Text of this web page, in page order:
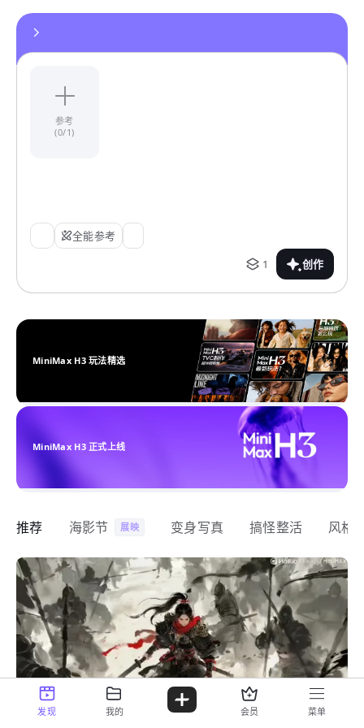
参考
(0/1)
全能参考
1
创作
MiniMax H3 玩法精选
MiniMax H3 正式上线
推荐 海影节 展映 变身写真 搞怪整活 风格
发现 我的 会员 菜单